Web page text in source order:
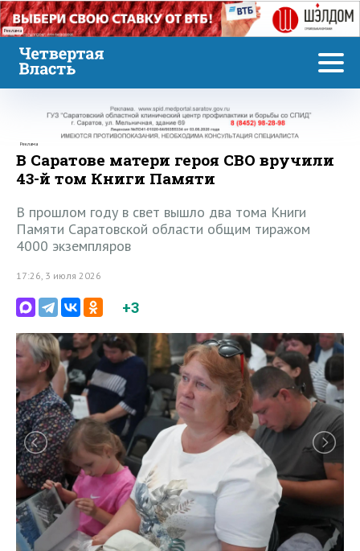
Реклама
Реклама
В Саратове матери героя СВО вручили
43-й том Книги Памяти
В прошлом году в свет вышло два тома Книги
Памяти Саратовской области общим тиражом
4000 экземпляров
17:26, 3 июля 2026
+3